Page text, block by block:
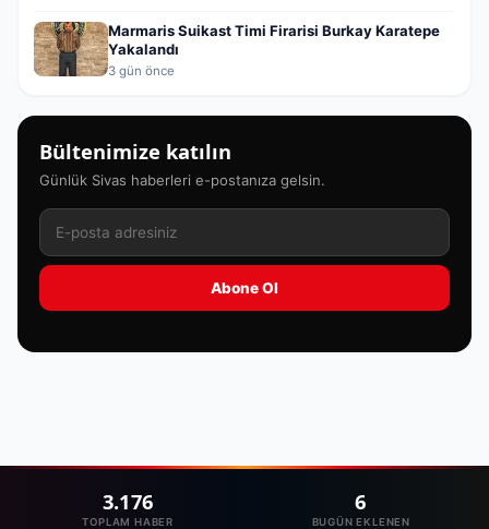
Marmaris Suikast Timi Firarisi Burkay Karatepe
Yakalandı
3 gün önce
Bültenimize katılın
Günlük Sivas haberleri e-postanıza gelsin.
Abone Ol
3.176
TOPLAM HABER
6
BUGÜN EKLENEN